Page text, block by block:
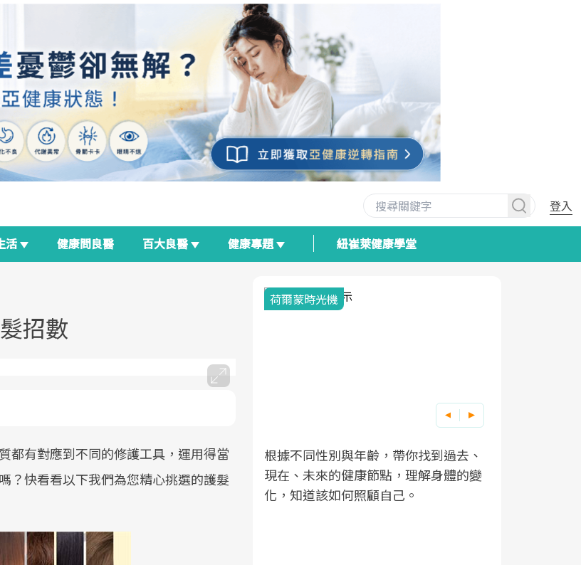
登入
活 健康問良醫 百大良醫 健康專題 紐崔萊健康學堂
招數
都有對應到不同的修護工具，運用得當
？快看看以下我們為您精心挑選的護髮
面對超高齡社會的浪潮，台灣正在快速
邁向「健康照護」的新時代。隨著國家
關注的核心議題。然而，健檢不只是醫
療院所的服務，更是民眾了解自身健康
2025年，就到良醫生活祭體驗「一站式
健康新生活」，從講座、體驗到運動，
良醫健康網從「換季的身體變化」出
發，透過醫學觀點與日常感受的對話，
荷爾蒙時光機
根據不同性別與年齡，帶你找到過去、
現在、未來的健康節點，理解身體的變
化，知道該如何照顧自己。